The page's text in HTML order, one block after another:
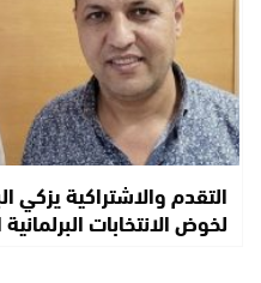
التقدم والاشتراكية يزكي
لخوض الانتخابات